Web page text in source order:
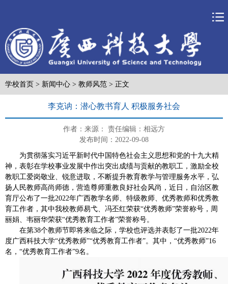
学校首页 > 新闻中心 > 教师风范 > 正文
李克讷：潜心教书育人 积极服务社会
作者： 来源： 责任编辑：相远方
发布时间：2022-09-08
为贯彻落实习近平新时代中国特色社会主义思想和党的十九大精
神，表彰在学校事业发展中作出突出成绩与贡献的教职工，激励全校
教职工爱岗敬业、锐意进取，不断提升教育教学与管理服务水平，弘
扬人民教师高尚师德，营造尊师重教良好社会风尚， 近日，自治区教
育厅公布了一批2022年广西教学名师、特级教师、优秀教师和优秀教
育工作者，其中我校教师易弋、冯丕红荣获“优秀教师”荣誉称号，周
丽娟、韦丽华荣获“优秀教育工作者”荣誉称号。
在第38个教师节即将来临之际， 学校也评选并表彰了一批2022年
度广西科技大学“优秀教师”“优秀教育工作者”。其中，“优秀教师”16
名，“优秀教育工作者”9名。